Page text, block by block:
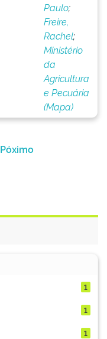
Paulo;
Freire,
Rachel;
Ministério
da
Agricultura
e Pecuária
(Mapa)
Póximo
1
1
1